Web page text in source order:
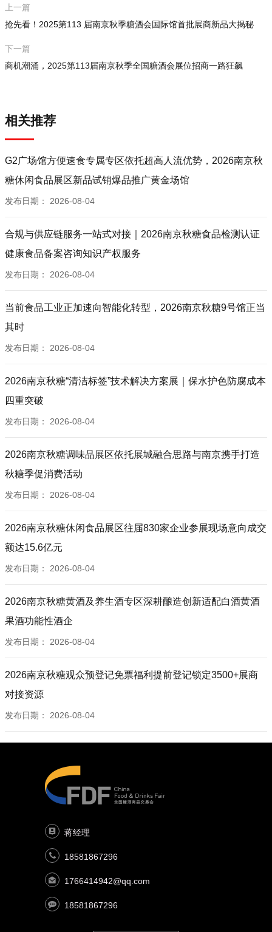
上一篇
抢先看！2025第113 届南京秋季糖酒会国际馆首批展商新品大揭秘
下一篇
商机潮涌，2025第113届南京秋季全国糖酒会展位招商一路狂飙
相关推荐
G2广场馆方便速食专属专区依托超高人流优势，2026南京秋
糖休闲食品展区新品试销爆品推广黄金场馆
发布日期： 2026-08-04
合规与供应链服务一站式对接｜2026南京秋糖食品检测认证
健康食品备案咨询知识产权服务
发布日期： 2026-08-04
当前食品工业正加速向智能化转型，2026南京秋糖9号馆正当
其时
发布日期： 2026-08-04
2026南京秋糖“清洁标签”技术解决方案展｜保水护色防腐成本
四重突破
发布日期： 2026-08-04
2026南京秋糖调味品展区依托展城融合思路与南京携手打造
秋糖季促消费活动
发布日期： 2026-08-04
2026南京秋糖休闲食品展区往届830家企业参展现场意向成交
额达15.6亿元
发布日期： 2026-08-04
2026南京秋糖黄酒及养生酒专区深耕酿造创新适配白酒黄酒
果酒功能性酒企
发布日期： 2026-08-04
2026南京秋糖观众预登记免票福利提前登记锁定3500+展商
对接资源
发布日期： 2026-08-04
蒋经理
18581867296
1766414942@qq.com
18581867296